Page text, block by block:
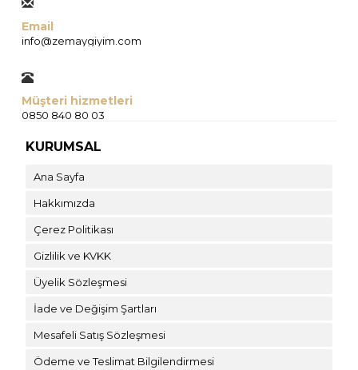
Email
info@zemaygiyim.com
Müşteri hizmetleri
0850 840 80 03
KURUMSAL
Ana Sayfa
Hakkımızda
Çerez Politikası
Gizlilik ve KVKK
Üyelik Sözleşmesi
İade ve Değişim Şartları
Mesafeli Satış Sözleşmesi
Ödeme ve Teslimat Bilgilendirmesi